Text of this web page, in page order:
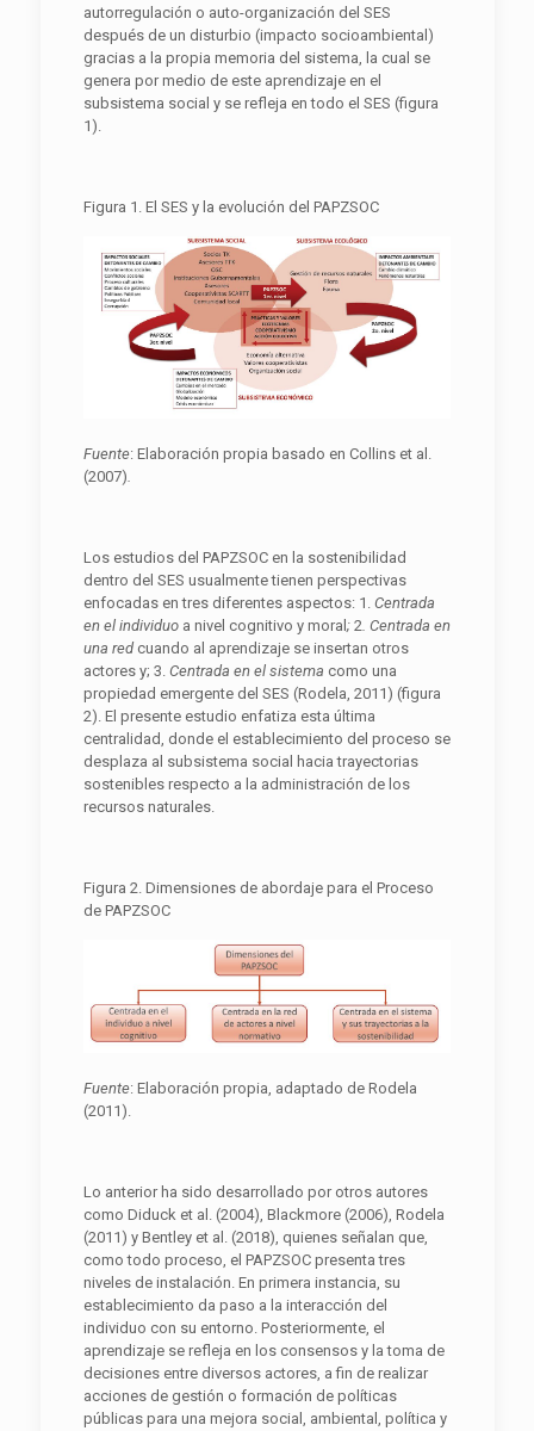
autorregulación o auto-organización del SES
después de un disturbio (impacto socioambiental)
gracias a la propia memoria del sistema, la cual se
genera por medio de este aprendizaje en el
subsistema social y se refleja en todo el SES (figura
1).
Figura 1. El SES y la evolución del PAPZSOC
Fuente: Elaboración propia basado en Collins et al.
(2007).
Los estudios del PAPZSOC en la sostenibilidad
dentro del SES usualmente tienen perspectivas
enfocadas en tres diferentes aspectos: 1. Centrada
en el individuo a nivel cognitivo y moral ; 2. Centrada en
una redcuando al aprendizaje se insertan otros
actores y; 3. Centrada en el sistema como una
propiedad emergente del SES (Rodela, 2011) (figura
2). El presente estudio enfatiza esta última
centralidad, donde el establecimiento del proceso se
desplaza al subsistema social hacia trayectorias
sostenibles respecto a la administración de los
recursos naturales.
Figura 2. Dimensiones de abordaje para el Proceso
de PAPZSOC
Fuente: Elaboración propia, adaptado de Rodela
(2011).
Lo anterior ha sido desarrollado por otros autores
como Diduck et al. (2004), Blackmore (2006), Rodela
(2011) y Bentley et al. (2018), quienes señalan que,
como todo proceso, el PAPZSOC presenta tres
niveles de instalación. En primera instancia, su
establecimiento da paso a la interacción del
individuo con su entorno. Posteriormente, el
aprendizaje se refleja en los consensos y la toma de
decisiones entre diversos actores, a fin de realizar
acciones de gestión o formación de políticas
públicas para una mejora social, ambiental, política y